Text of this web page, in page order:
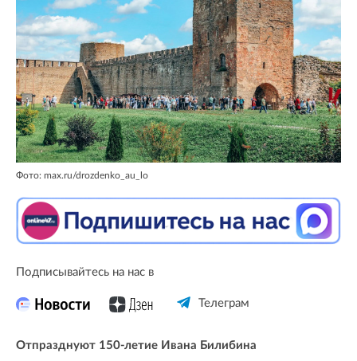
Фото: max.ru/drozdenko_au_lo
Подписывайтесь на нас в
Телеграм
Отпразднуют 150-летие Ивана Билибина